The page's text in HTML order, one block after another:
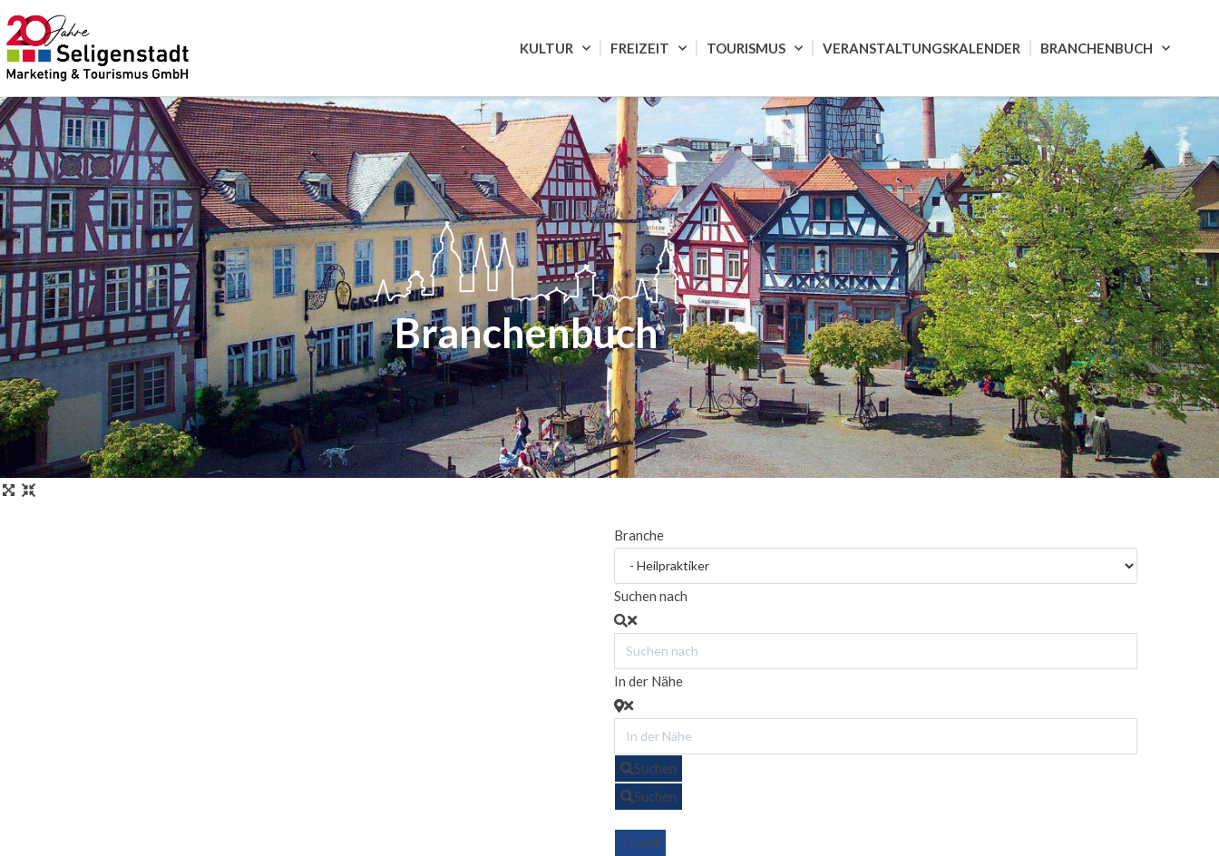
KULTUR FREIZEIT TOURISMUS VERANSTALTUNGSKALENDER BRANCHENBUCH
Branchenbuch
Branche
Suchen nach
In der Nähe
Suchen
Suchen
Titel